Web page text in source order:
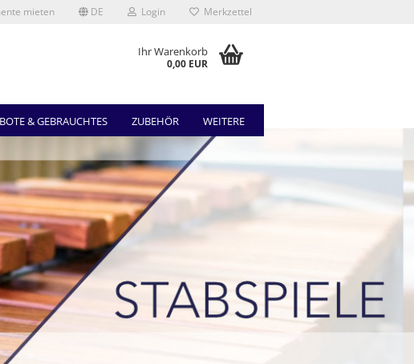
mieten DE Login Merkzettel
Ihr Warenkorb
0,00 EUR
& GEBRAUCHTES ZUBEHÖR WEITERE